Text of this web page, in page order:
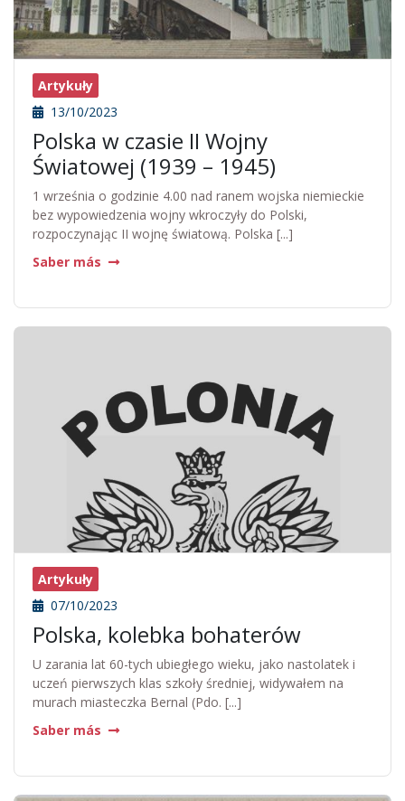
Artykuły
13/10/2023
Polska w czasie II Wojny
Światowej (1939 – 1945)
1 września o godzinie 4.00 nad ranem wojska niemieckie
bez wypowiedzenia wojny wkroczyły do Polski,
rozpoczynając II wojnę światową. Polska [...]
Saber más
Artykuły
07/10/2023
Polska, kolebka bohaterów
U zarania lat 60-tych ubiegłego wieku, jako nastolatek i
uczeń pierwszych klas szkoły średniej, widywałem na
murach miasteczka Bernal (Pdo. [...]
Saber más